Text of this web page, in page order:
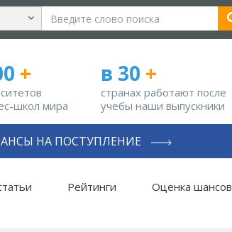
+
школ мира
в 30 +
странах работают после
учебы наши выпускники
НА ПОСТУПЛЕНИЕ
Рейтинги Оценка шансов